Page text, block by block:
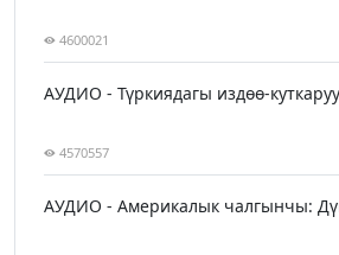
4600021
АУДИО - Түркиядагы издөө-
4570557
АУДИО - Америкалык чалгынчы: